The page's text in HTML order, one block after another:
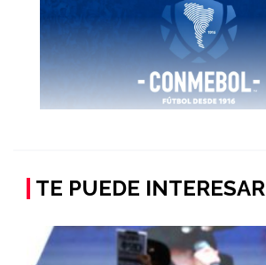
TE PUEDE INTERESAR